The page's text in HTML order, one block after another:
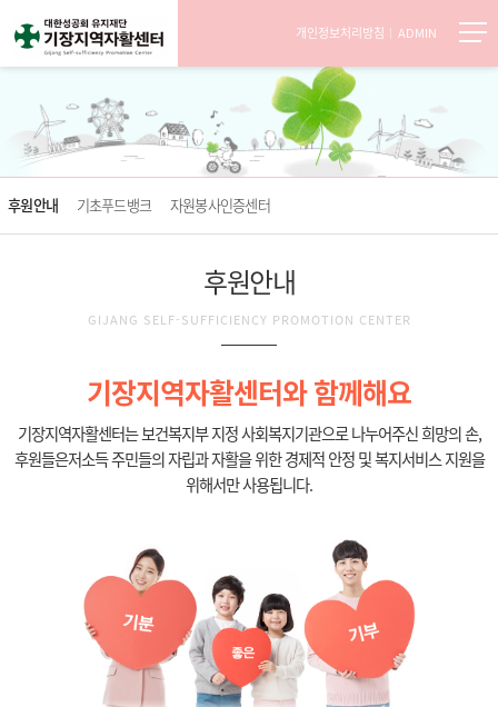
개인정보처리방침 ADMIN
후원안내 기초푸드뱅크 자원봉사인증센터
후원안내
GIJANG SELF-SUFFICIENCY PROMOTION CENTER
기장지역자활센터와 함께해요
기장지역자활센터는 보건복지부 지정 사회복지기관으로 나누어주신 희망의 손,
후원들은저소득 주민들의 자립과 자활을 위한 경제적 안정 및 복지서비스 지원을
위해서만 사용됩니다.